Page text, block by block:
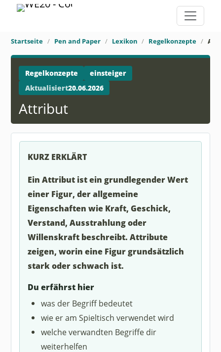
Startseite Pen and Paper Lexikon Regelkonzepte
Regelkonzepte
einsteiger
Aktualisiert20.06.2026
Attribut
KURZ ERKLÄRT
Ein Attribut ist ein grundlegender Wert
einer Figur, der allgemeine
Eigenschaften wie Kraft, Geschick,
Verstand, Ausstrahlung oder
Willenskraft beschreibt. Attribute
zeigen, worin eine Figur grundsätzlich
stark oder schwach ist.
Du erfährst hier
was der Begriff bedeutet
wie er am Spieltisch verwendet wird
welche verwandten Begriffe dir
weiterhelfen